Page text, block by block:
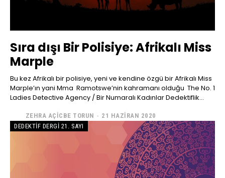
Sıra dışı Bir Polisiye: Afrikalı Miss
Marple
Bu kez Afrikalı bir polisiye, yeni ve kendine özgü bir Afrikalı Miss
Marple’ın yani Mma Ramotswe’nin kahramanı olduğu The No. 1
Ladies Detective Agency / Bir Numaralı Kadınlar Dedektiflik...
ZEHRA AÇICBE TORUN - 21 HAZIRAN 2020
DEDEKTIF DERGI 21. SAYI